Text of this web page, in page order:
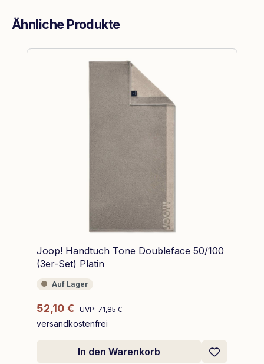
Ähnliche Produkte
Produktgalerie überspringen
Joop! Handtuch Tone Doubleface 50/100
(3er-Set) Platin
Auf Lager
Auf Lager
Verkaufspreis:
52,10 € Regulärer Preis:
UVP: 71,85 €
versandkostenfrei
In den Warenkorb